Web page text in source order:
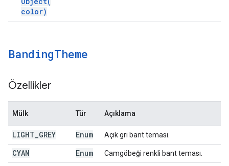
color)
BandingTheme
Özellikler
Mülk Tür Açıklama
LIGHT GREY Enum Açık gri bant teması.
CYAN Enum Camgöbeği renkli bant teması.